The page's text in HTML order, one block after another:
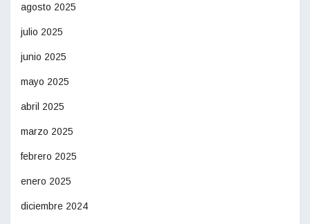
agosto 2025
julio 2025
junio 2025
mayo 2025
abril 2025
marzo 2025
febrero 2025
enero 2025
diciembre 2024